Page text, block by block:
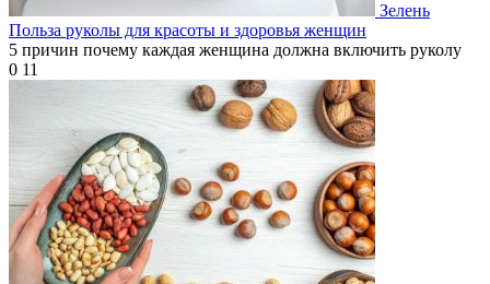
Зелень
Польза руколы для красоты и здоровья женщин
5 причин почему каждая женщина должна включить руколу
0 11